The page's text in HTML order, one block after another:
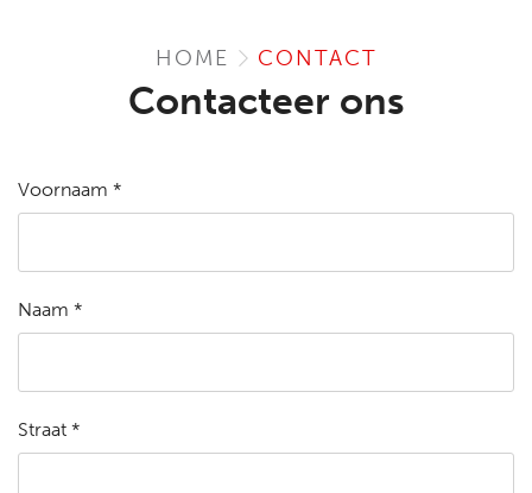
HOME CONTACT
Contacteer ons
Voornaam *
Naam *
Straat *